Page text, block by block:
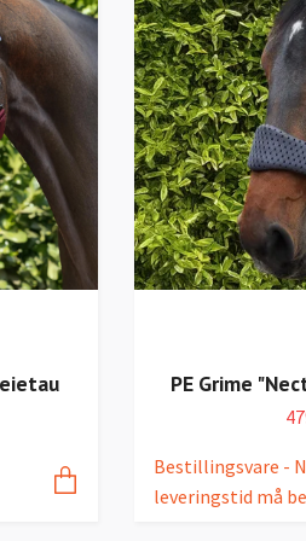
PE Grime
Bestillingsvare -
leveringstid må